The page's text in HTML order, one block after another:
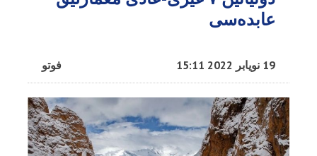
عابده‌سی
فوتو 19 نویابر 2022 15:11